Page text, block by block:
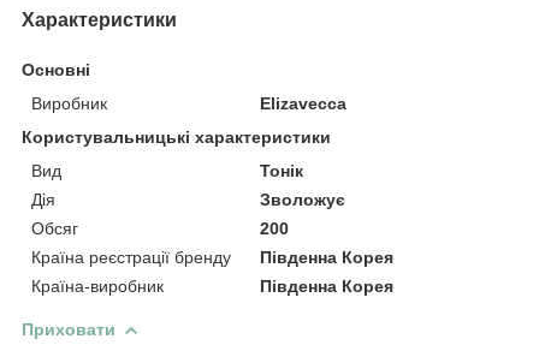
Характеристики
Основні
Виробник
Elizavecca
Користувальницькі характеристики
Вид
Тонік
Дія
Зволожує
Обсяг
200
Країна реєстрації бренду
Південна Корея
Країна-виробник
Південна Корея
Приховати